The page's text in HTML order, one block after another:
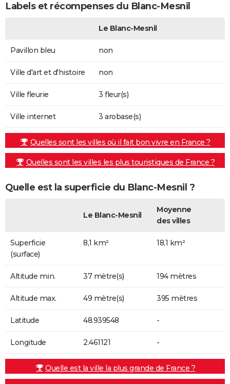
Labels et récompenses du Blanc-Mesnil
Le Blanc-Mesnil
Pavillon bleu non
Ville d'art et d'histoire non
Ville fleurie 3 fleur(s)
Ville internet 3 arobase(s)
Quelles sont les villes où il fait bon vivre en France ?
Quelles sont les villes les plus touristiques de France ?
Quelle est la superficie du Blanc-Mesnil ?
Le Blanc-Mesnil
Moyenne
des villes
Superficie
(surface)
8,1 km² 18,1 km²
Altitude min. 37 mètre(s) 194 mètres
Altitude max. 49 mètre(s) 395 mètres
Latitude 48.939548 -
Longitude 2.461121 -
Quelle est la ville la plus grande de France ?